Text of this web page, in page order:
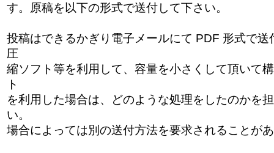
す。原稿を以下の形式で送付して下さい。
投稿はできるかぎり電子メールにて PDF 形式で
圧
縮ソフト等を利用して、容量を小さくして頂いて
ト
を利用した場合は、どのような処理をしたのかを
い。
場合によっては別の送付方法を要求されることが